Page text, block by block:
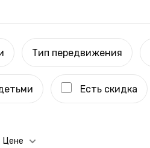
Тип передвижения
Есть скидка
Цене